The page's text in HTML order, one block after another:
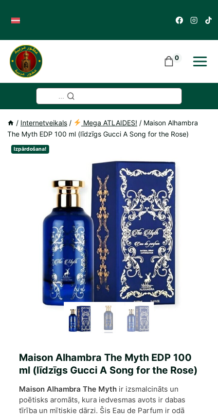
content
0
/ Internetveikals / Mega ATLAIDES! / Maison Alhambra
The Myth EDP 100 ml (līdzīgs Gucci A Song for the Rose)
Izpārdošana!
Maison Alhambra The Myth EDP 100
ml (līdzīgs Gucci A Song for the Rose)
Maison Alhambra The Myth ir izsmalcināts un
poētisks aromāts, kura iedvesmas avots ir dabas
tīrība un mītiskie dārzi. Šis Eau de Parfum ir odā